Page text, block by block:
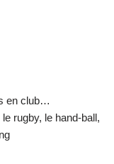
en club…
rugby, le hand-ball,